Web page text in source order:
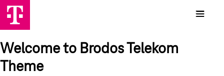
Welcome to Brodos Telekom
Theme